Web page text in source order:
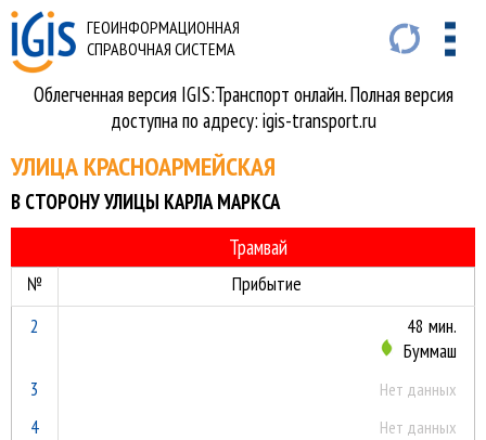
ГЕОИНФОРМАЦИОННАЯ
СПРАВОЧНАЯ СИСТЕМА
Облегченная версия IGIS:Транспорт онлайн. Полная версия
доступна по адресу: igis-transport.ru
УЛИЦА КРАСНОАРМЕЙСКАЯ
В СТОРОНУ УЛИЦЫ КАРЛА МАРКСА
Трамвай
№
Прибытие
2
48 мин.
Буммаш
3
Нет данных
4 Нет данных